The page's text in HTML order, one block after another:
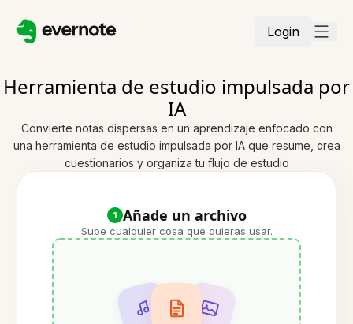
Login
Herramienta de estudio impulsada por
IA
Convierte notas dispersas en un aprendizaje enfocado con
una herramienta de estudio impulsada por IA que resume, crea
cuestionarios y organiza tu flujo de estudio
1 Añade un archivo
Sube cualquier cosa que quieras usar.